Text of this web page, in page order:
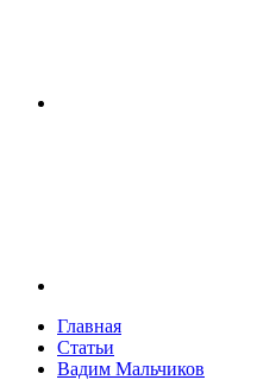
Главная
Статьи
Вадим Мальчиков